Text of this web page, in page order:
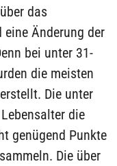
das
Änderung der
bei unter 31-
die meisten
Die unter
die
genügend Punkte
Die über